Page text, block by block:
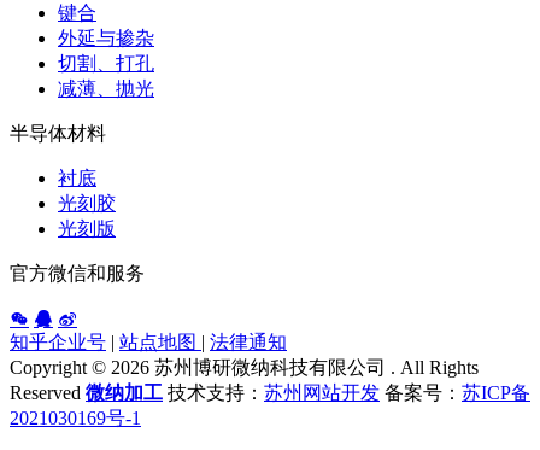
键合
外延与掺杂
切割、打孔
减薄、抛光
半导体材料
衬底
光刻胶
光刻版
官方微信和服务
知乎企业号 | 站点地图 | 法律通知
Copyright © 2026 苏州博研微纳科技有限公司 . All Rights
Reserved 微纳加工 技术支持： 苏州网站开发 备案号： 苏ICP备
2021030169号-1